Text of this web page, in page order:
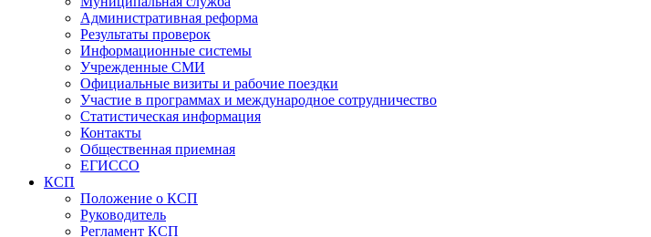
Административная реформа
Результаты проверок
Информационные системы
Учрежденные СМИ
Официальные визиты и рабочие поездки
Участие в программах и международное сотрудничество
Статистическая информация
Контакты
Общественная приемная
ЕГИССО
КСП
Положение о КСП
Руководитель
Регламент КСП